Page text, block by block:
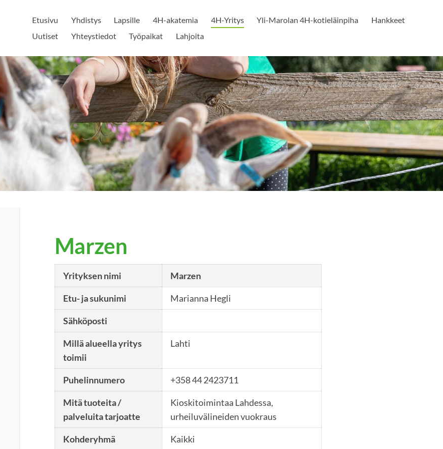
Etusivu Yhdistys Lapsille 4H-akatemia 4H-Yritys Yli-Marolan 4H-kotieläinpiha
Hankkeet
Uutiset
Yhteystiedot Työpaikat Lahjoita
Marzen
Yrityksen nimi Marzen
Etu- ja sukunimi Marianna Hegli
Sähköposti
Millä alueella yritys
toimii
Lahti
Puhelinnumero +358 44 2423711
Mitä tuoteita /
palveluita tarjoatte
Kioskitoimintaa Lahdessa,
urheiluvälineiden vuokraus
Kohderyhmä Kaikki